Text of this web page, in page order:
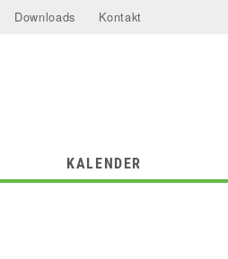
Downloads Kontakt
KALENDER